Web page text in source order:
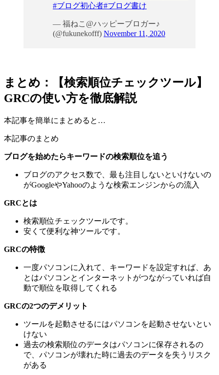
#ブログ初心者#ブログ書け
— 福ねこ@ハッピーブロガー♪
(@fukunekofff) November 11, 2020
まとめ：【検索順位チェックツール】
GRCの使い方を徹底解説
本記事を簡単にまとめると…
本記事のまとめ
ブログを始めたらキーワードの検索順位を追う
ブログのアクセス数で、最も注目しないといけないの
がGoogleやYahooのような検索エンジンからの流入
GRCとは
検索順位チェックツールです。
安くて便利な神ツールです。
GRCの特徴
一度パソコンに入れて、キーワードを設定すれば、あ
とはパソコンとインターネットがつながっていれば自
動で順位を取得してくれる
GRCの2つのデメリット
ツールを起動させるにはパソコンを起動させないとい
けない
過去の検索順位のデータはパソコンに保存されるの
で、パソコンが壊れた時に過去のデータを失うリスク
がある